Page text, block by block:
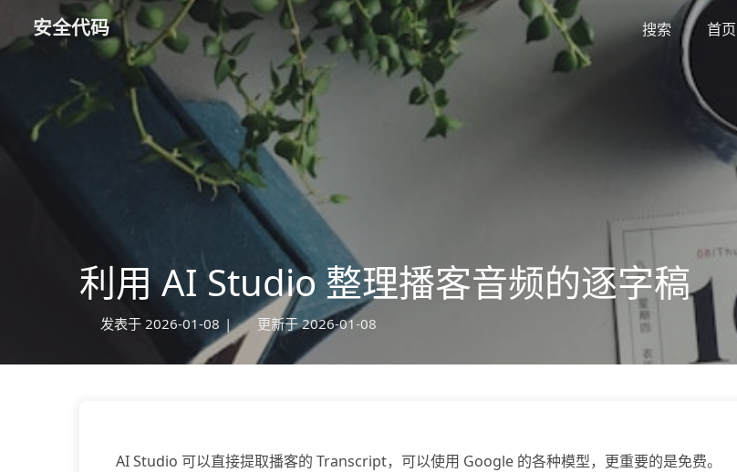
安全代码 搜索 首页
利用 AI Studio 整理播客音频的逐字稿
发表于 2026-01-08 | 更新于 2026-01-08
AI Studio 可以直接提取播客的 Transcript，可以使用 Google 的各种模型，更重要的是免费。